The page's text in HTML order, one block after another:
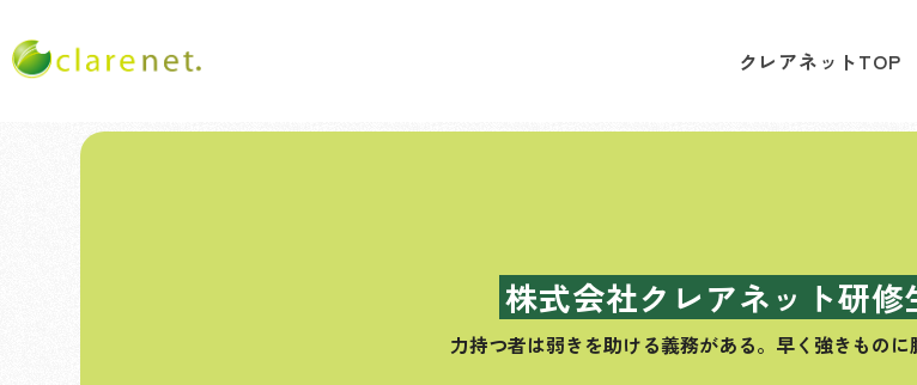
クレアネットTOP
株式会社クレアネット研修
力持つ者は弱きを助ける義務がある。 早く強きものに